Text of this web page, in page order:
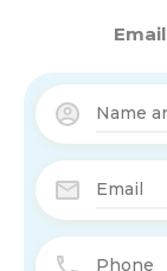
Email